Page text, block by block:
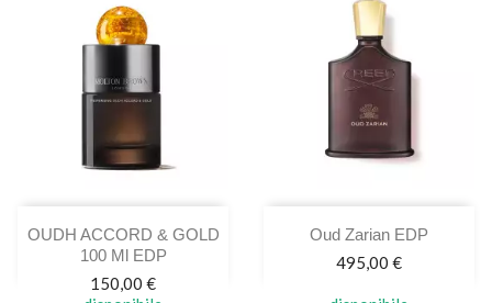
OUDH ACCORD & GOLD
100 Ml EDP
Prezzo
150,00 €
Oud Zarian EDP
Prezzo
495,00 €